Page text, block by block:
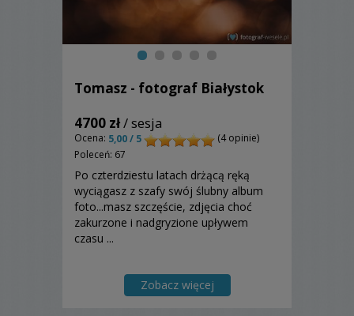
Tomasz - fotograf Białystok
4700 zł/ sesja
Ocena: 5,00 / 5
(4 opinie)
Poleceń: 67
Po czterdziestu latach drżącą ręką
wyciągasz z szafy swój ślubny album
foto...masz szczęście, zdjęcia choć
zakurzone i nadgryzione upływem
czasu ...
Zobacz więcej